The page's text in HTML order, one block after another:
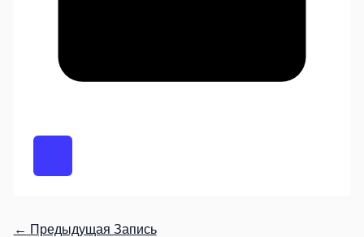
← Предыдущая Запись